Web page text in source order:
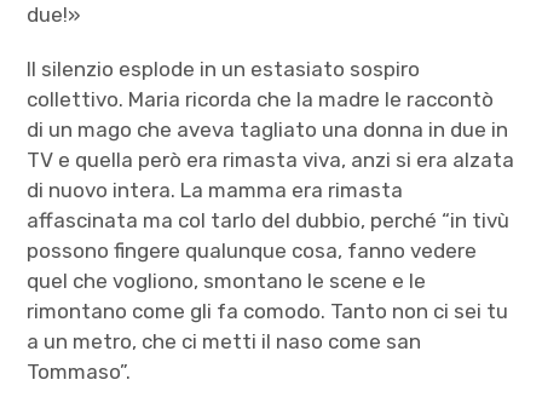
due!»
Il silenzio esplode in un estasiato sospiro
collettivo. Maria ricorda che la madre le raccontò
di un mago che aveva tagliato una donna in due in
TV e quella però era rimasta viva, anzi si era alzata
di nuovo intera. La mamma era rimasta
affascinata ma col tarlo del dubbio, perché “in tivù
possono fingere qualunque cosa, fanno vedere
quel che vogliono, smontano le scene e le
rimontano come gli fa comodo. Tanto non ci sei tu
a un metro, che ci metti il naso come san
Tommaso”.